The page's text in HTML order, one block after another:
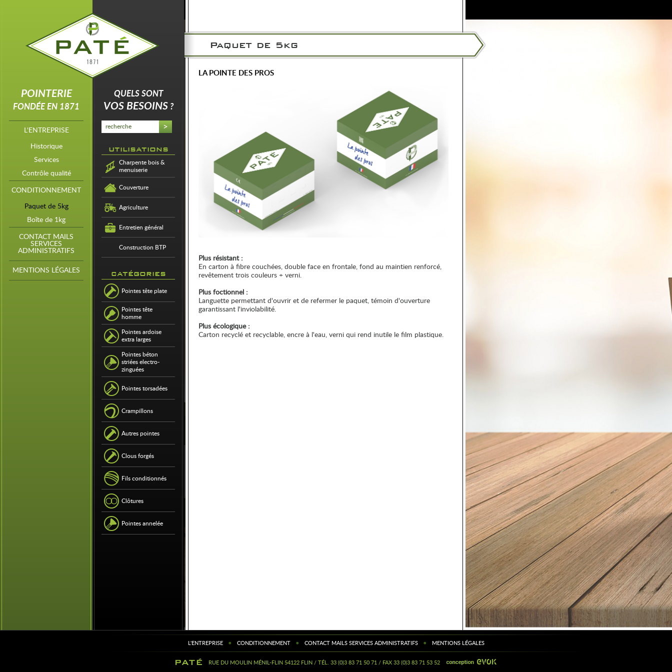
POINTERIE
FONDÉE EN 1871
L'ENTREPRISE
Historique
Services
Contrôle qualité
CONDITIONNEMENT
Paquet de 5kg
Boîte de 1kg
CONTACT MAILS
SERVICES
ADMINISTRATIFS
MENTIONS LÉGALES
QUELS SONT
VOS BESOINS ?
utilisations
Charpente bois &
menuiserie
Couverture
Agriculture
Entretien général
Construction BTP
catégories
Pointes tête plate
Pointes tête
homme
Pointes ardoise
extra larges
Pointes béton
striées electro-
zinguées
Pointes torsadées
Crampillons
Autres pointes
Clous forgés
Fils conditionnés
Clôtures
Pointes annelée
Paquet de 5kg
LA POINTE DES PROS
Plus résistant :
En carton à fibre couchées, double face en frontale, fond au maintien renforcé,
revêtement trois couleurs + verni.
Plus foctionnel :
Languette permettant d'ouvrir et de refermer le paquet, témoin d'ouverture
garantissant l'inviolabilité.
Plus écologique :
Carton recyclé et recyclable, encre à l'eau, verni qui rend inutile le film plastique.
L'ENTREPRISE • CONDITIONNEMENT • CONTACT MAILS SERVICES ADMINISTRATIFS • MENTIONS LÉGALES
RUE DU MOULIN MÉNIL-FLIN 54122 FLIN / TÉL. 33 (0)3 83 71 50 71 / FAX 33 (0)3 83 71 53 52